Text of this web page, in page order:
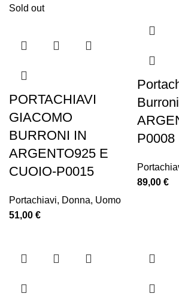
Sold out
PORTACHIAVI
GIACOMO
BURRONI IN
ARGENTO925 E
CUOIO-P0015
Portachiavi, Donna, Uomo
51,00 €
P0008
89,00 €